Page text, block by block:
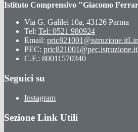
Istituto Comprensivo "Giacomo
Via G. Galilei 10a, 43126 Parma
Tel: Tel: 0521 980924
Email: pric821001@istruzione.it
PEC: pric821001@pec.istruzione.it
C.F.: 80011570340
Seguici su
Instagram
Sezione Link Utili